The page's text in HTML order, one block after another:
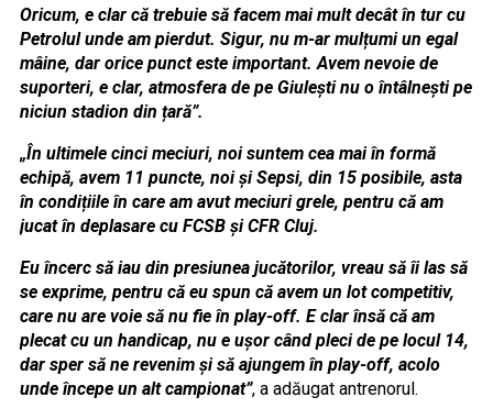
Oricum, e clar că trebuie să facem mai mult decât în tur cu
Petrolul unde am pierdut. Sigur, nu m-ar mulțumi un egal
mâine, dar orice punct este important. Avem nevoie de
suporteri, e clar, atmosfera de pe Giulești nu o întâlnești pe
niciun stadion din țară”.
„În ultimele cinci meciuri, noi suntem cea mai în formă
echipă, avem 11 puncte, noi și Sepsi, din 15 posibile, asta
în condițiile în care am avut meciuri grele, pentru că am
jucat în deplasare cu FCSB și CFR Cluj.
Eu încerc să iau din presiunea jucătorilor, vreau să îi las să
se exprime, pentru că eu spun că avem un lot competitiv,
care nu are voie să nu fie în play-off. E clar însă că am
plecat cu un handicap, nu e ușor când pleci de pe locul 14,
dar sper să ne revenim și să ajungem în play-off, acolo
unde începe un alt campionat”, a adăugat antrenorul.